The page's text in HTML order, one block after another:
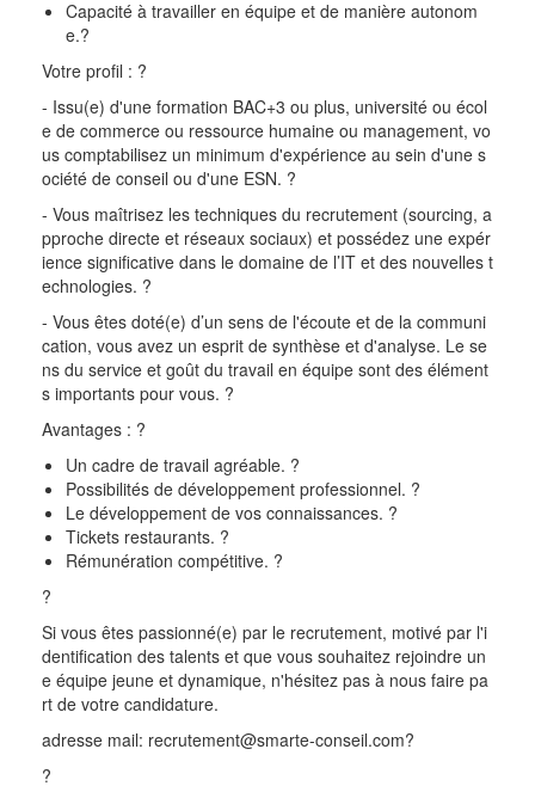
Capacité à travailler en équipe et de manière autonom
e.?
Votre profil : ?
- Issu(e) d'une formation BAC+3 ou plus, université ou écol
e de commerce ou ressource humaine ou management, vo
us comptabilisez un minimum d'expérience au sein d'une s
ociété de conseil ou d'une ESN. ?
- Vous maîtrisez les techniques du recrutement (sourcing, a
pproche directe et réseaux sociaux) et possédez une expér
ience significative dans le domaine de l’IT et des nouvelles t
echnologies. ?
- Vous êtes doté(e) d’un sens de l'écoute et de la communi
cation, vous avez un esprit de synthèse et d'analyse. Le se
ns du service et goût du travail en équipe sont des élément
s importants pour vous. ?
Avantages : ?
Un cadre de travail agréable. ?
Possibilités de développement professionnel. ?
Le développement de vos connaissances. ?
Tickets restaurants. ?
Rémunération compétitive. ?
?
Si vous êtes passionné(e) par le recrutement, motivé par l'i
dentification des talents et que vous souhaitez rejoindre un
e équipe jeune et dynamique, n'hésitez pas à nous faire pa
rt de votre candidature.
adresse mail: recrutement@smarte-conseil.com?
?